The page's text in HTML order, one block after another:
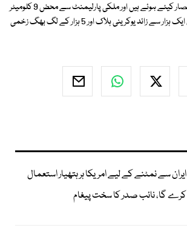
کہ دارالحکومت کیف کا حصار کیئے ہوئے ہیں اور ملکی پارلیمنٹ سے محض 9 کلومیٹر
کی دوری پر ہیں۔ اس دوران ایک ہزار سے زائد یوکرینی ہلاک اور 5 ہزار کے لگ بھگ زخمی
ایران سے نمٹنے کے لیے امریکا ہر ہتھیار استعمال
کرے گا، نائب صدر کا سخت پیغام